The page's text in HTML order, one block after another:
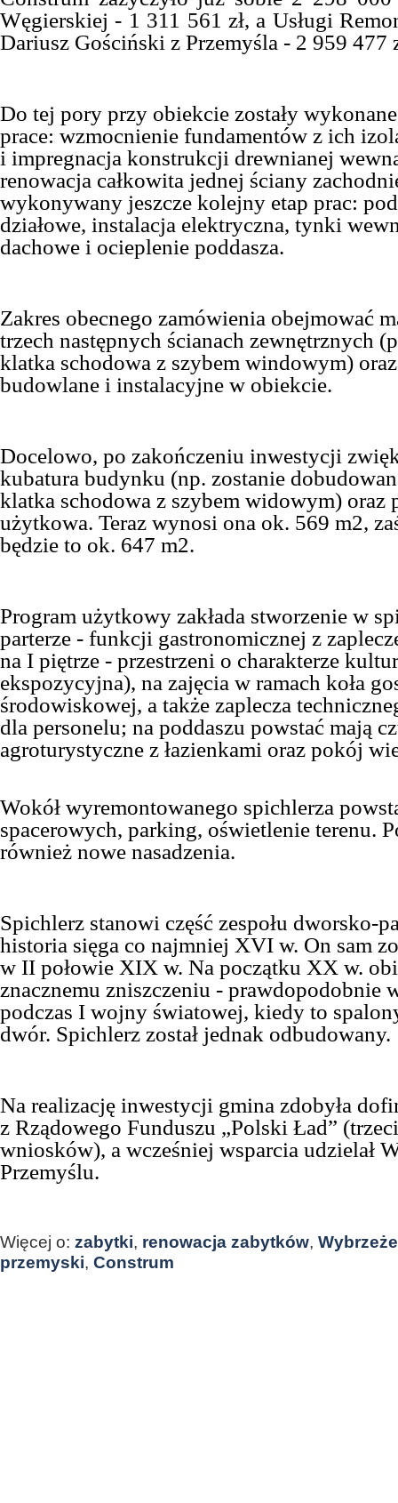
Węgierskiej - 1 311 561 zł, a Usługi
Dariusz Gościński z Przemyśla - 2 959 477
Do tej pory przy obiekcie zostały
prace: wzmocnienie fundamentów z ich
i impregnacja konstrukcji drewnianej
renowacja całkowita jednej ściany
wykonywany jeszcze kolejny etap prac:
działowe, instalacja elektryczna, tynki
dachowe i ocieplenie poddasza.
Zakres obecnego zamówienia obejmować
trzech następnych ścianach zewnętrznych
klatka schodowa z szybem windowym)
budowlane i instalacyjne w obiekcie.
Docelowo, po zakończeniu inwestycji
kubatura budynku (np. zostanie
klatka schodowa z szybem widowym) oraz
użytkowa. Teraz wynosi ona ok. 569 m2,
będzie to ok. 647 m2.
Program użytkowy zakłada stworzenie w
parterze - funkcji gastronomicznej z
na I piętrze - przestrzeni o charakterze
ekspozycyjna), na zajęcia w ramach koła
środowiskowej, a także zaplecza
dla personelu; na poddaszu powstać mają
agroturystyczne z łazienkami oraz pokój
Wokół wyremontowanego spichlerza
spacerowych, parking, oświetlenie terenu.
również nowe nasadzenia.
Spichlerz stanowi część zespołu dworsko-
historia sięga co najmniej XVI w. On sam
w II połowie XIX w. Na początku XX w.
znacznemu zniszczeniu - prawdopodobnie
podczas I wojny światowej, kiedy to
dwór. Spichlerz został jednak odbudowany.
Na realizację inwestycji gmina zdobyła
z Rządowego Funduszu „Polski Ład”
wniosków), a wcześniej wsparcia udzielał
Przemyślu.
Więcej o: zabytki, renowacja zabytków, Wybrzeże
przemyski, Construm